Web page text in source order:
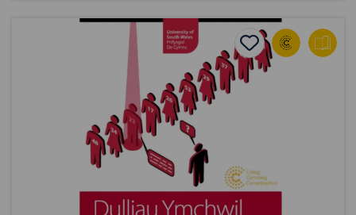
Dulliau Ymchwil ar gyfer Myfyrwyr Busnes, Rheolwyr ac
Add to favourites
Dyddiad cyhoeddi: 2016 Add to favourites
Dulliau Ymchwil ar gyfer Myfyrwyr Busnes,
Rheolwyr ac Entrepreneuriaid
Astudiaethau Busnes
Adnodd Coleg Cymraeg
Cyhoeddwyd Dulliau Ymchwil ar gyfer Myfyrwyr
Busnes, Rheolwyr ac Entrepreneuriaid gan Brifysgol De
Cymru ac mae'n llyfr rhyngweithiol, aml-gyfrwng sy'n